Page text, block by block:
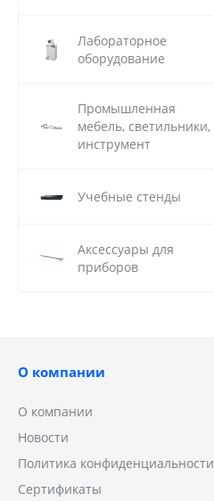
Лабораторное
оборудование
Промышленная
мебель, светильники,
инструмент
Учебные стенды
Аксессуары для
приборов
О компании
О компании
Новости
Политика конфиденциальности
Сертификаты